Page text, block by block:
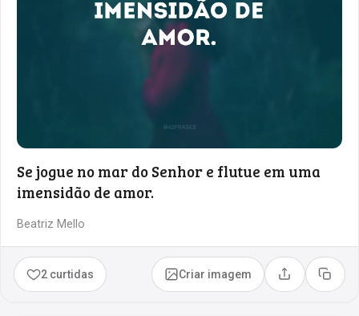
Se jogue no mar do Senhor e flutue em uma
imensidão de amor.
Beatriz Mello
2 curtidas Criar imagem Compartilhar
Copiar